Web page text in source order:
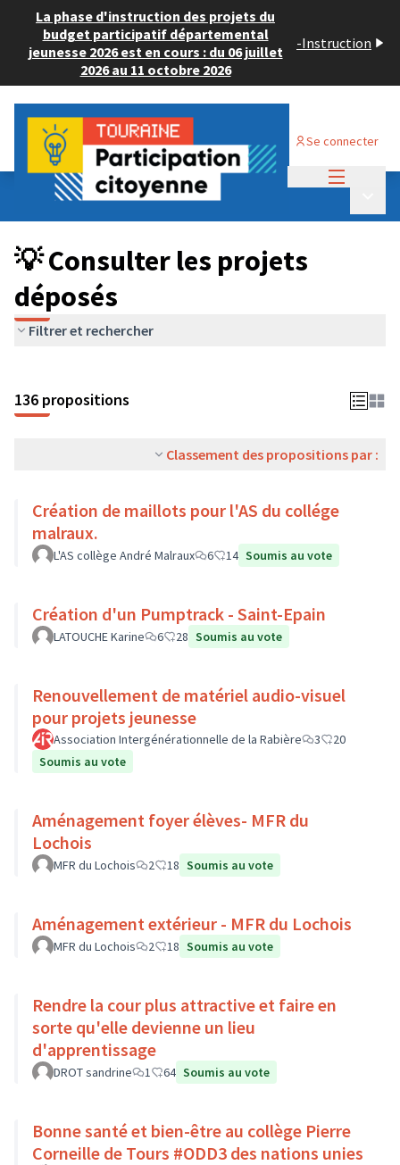
La phase d'instruction des projets du
budget participatif départemental
jeunesse 2026 est en cours : du 06 juillet
2026 au 11 octobre 2026
-Instruction
Se connecter
Budget Participatif JEUNESSE 2024
💡 Consulter les projets déposés
💡 Consulter les projets
déposés
Filtrer et rechercher
136 propositions
Classement des propositions par :
Création de maillots pour l'AS du collége
malraux.
L'AS collège André Malraux 6 14 Soumis au vote
Création d'un Pumptrack - Saint-Epain
LATOUCHE Karine 6 28 Soumis au vote
Renouvellement de matériel audio-visuel
pour projets jeunesse
Association Intergénérationnelle de la Rabière 3
20
Soumis au vote
Aménagement foyer élèves- MFR du
Lochois
MFR du Lochois 2 18 Soumis au vote
Aménagement extérieur - MFR du Lochois
MFR du Lochois 2 18 Soumis au vote
Rendre la cour plus attractive et faire en
sorte qu'elle devienne un lieu
d'apprentissage
DROT sandrine 1 64 Soumis au vote
Bonne santé et bien-être au collège Pierre
Corneille de Tours #ODD3 des nations unies